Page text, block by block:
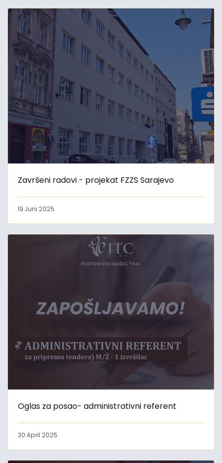
Završeni radovi - projekat FZZS Sarajevo
19 Juni 2025
Oglas za posao- administrativni referent
30 April 2025